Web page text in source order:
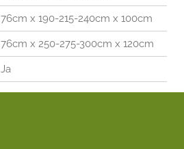
76cm x 190-215-240cm x 100cm
76cm x 250-275-300cm x 120cm
Ja